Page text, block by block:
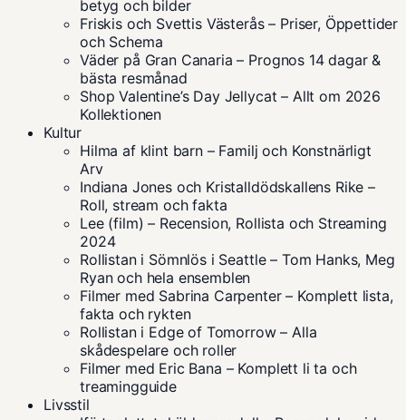
betyg och bilder
Friskis och Svettis Västerås – Priser, Öppettider
och Schema
Väder på Gran Canaria – Prognos 14 dagar &
bästa resmånad
Shop Valentine’s Day Jellycat – Allt om 2026
Kollektionen
Kultur
Hilma af klint barn – Familj och Konstnärligt
Arv
Indiana Jones och Kristalldödskallens Rike –
Roll, stream och fakta
Lee (film) – Recension, Rollista och Streaming
2024
Rollistan i Sömnlös i Seattle – Tom Hanks, Meg
Ryan och hela ensemblen
Filmer med Sabrina Carpenter – Komplett lista,
fakta och rykten
Rollistan i Edge of Tomorrow – Alla
skådespelare och roller
Filmer med Eric Bana – Komplett li ta och
treamingguide
Livsstil